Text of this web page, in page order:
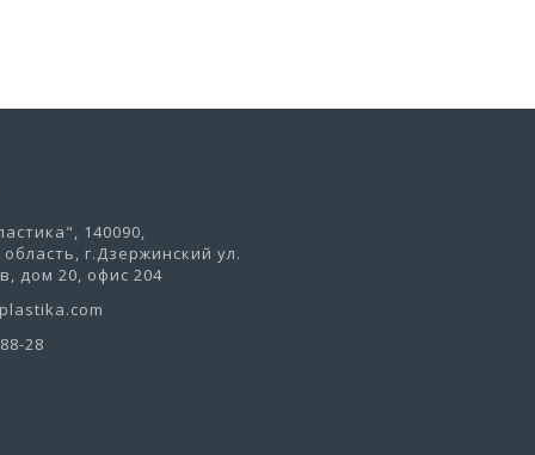
140090,
г.Дзержинский ул.
дом 20, офис 204
28